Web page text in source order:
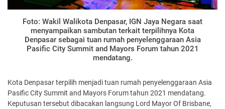
Foto: Wakil Walikota Denpasar, IGN Jaya Negara saat
menyampaikan sambutan terkait terpilihnya Kota
Denpasar sebagai tuan rumah penyelenggaraan Asia
Pasific City Summit and Mayors Forum tahun 2021
mendatang.
Kota Denpasar terpilih menjadi tuan rumah penyelenggaraan Asia
Pasific City Summit and Mayors Forum tahun 2021 mendatang.
Keputusan tersebut dibacakan langsung Lord Mayor Of Brisbane,